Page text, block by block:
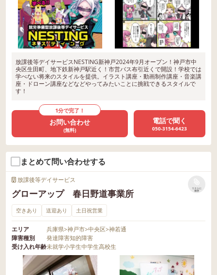
放課後等デイサービスNESTING新神戸2024年9月オープン！神戸市中
央区生田町、地下鉄新神戸駅近く！市営バス布引近くで開設！学校では
学べない将来のスタイルを提供。イラスト講座・動画制作講座・音楽講
座・ドローン講座などなどやってみたいことに挑戦できるスタイルで
す！
1分で完了！
お問い合わせ
(無料)
電話で聞く
050-3154-6423
まとめて問い合わせする
放課後等デイサービス
グローアップ 春日野道事業所
リストに
保存
空きあり 送迎あり 土日祝営業
エリア 兵庫県>神戸市>中央区>神若通
障害種別
発達障害知的障害
受け入れ年齢未就学小学生中学生高校生